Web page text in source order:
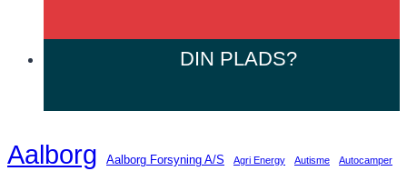
DIN PLADS?
Aalborg Aalborg Forsyning A/S Agri Energy Autisme Autocamper